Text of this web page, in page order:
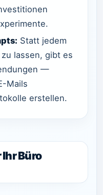
Statt jedem
lassen, gibt es
—
Mails
erstellen.
Büro